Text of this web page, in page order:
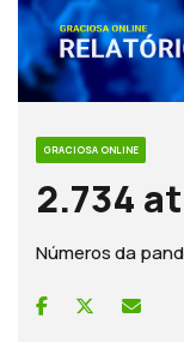
GRACIOSA ONLINE
2.734
Números da